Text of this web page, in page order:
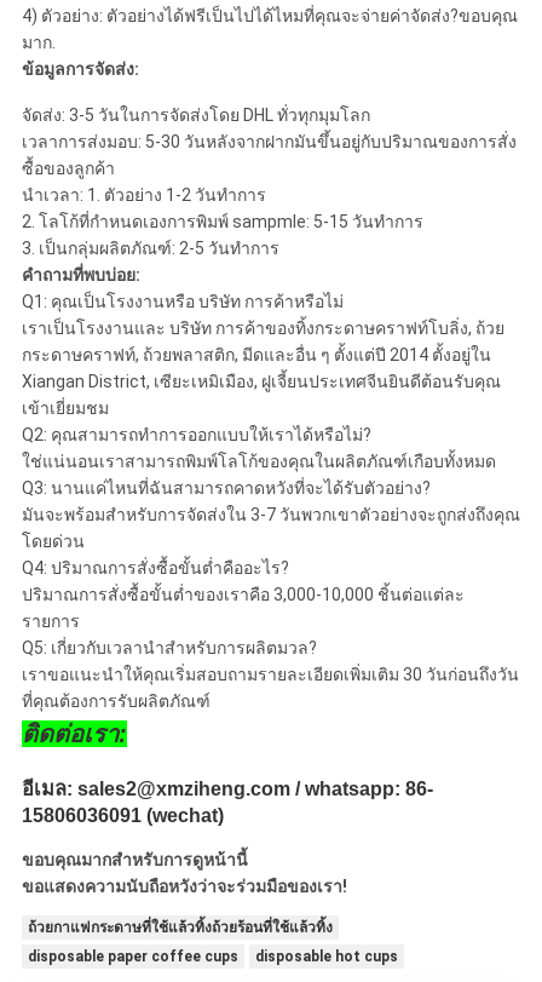
4) ตัวอย่าง: ตัวอย่างได้ฟรีเป็นไปได้ไหมที่คุณจะจ่ายค่าจัดส่ง?ขอบคุณ
มาก.
ข้อมูลการจัดส่ง:
จัดส่ง: 3-5 วันในการจัดส่งโดย DHL ทั่วทุกมุมโลก
เวลาการส่งมอบ: 5-30 วันหลังจากฝากมันขึ้นอยู่กับปริมาณของการสั่ง
ซื้อของลูกค้า
นำเวลา: 1. ตัวอย่าง 1-2 วันทำการ
2. โลโก้ที่กำหนดเองการพิมพ์ sampmle: 5-15 วันทำการ
3. เป็นกลุ่มผลิตภัณฑ์: 2-5 วันทำการ
คำถามที่พบบ่อย:
Q1: คุณเป็นโรงงานหรือ บริษัท การค้าหรือไม่
เราเป็นโรงงานและ บริษัท การค้าของทิ้งกระดาษคราฟท์โบลิ่ง, ถ้วย
กระดาษคราฟท์, ถ้วยพลาสติก, มีดและอื่น ๆ ตั้งแต่ปี 2014 ตั้งอยู่ใน
Xiangan District, เซียะเหมิเมือง, ฝูเจี้ยนประเทศจีนยินดีต้อนรับคุณ
เข้าเยี่ยมชม
Q2: คุณสามารถทำการออกแบบให้เราได้หรือไม่?
ใช่แน่นอนเราสามารถพิมพ์โลโก้ของคุณในผลิตภัณฑ์เกือบทั้งหมด
Q3: นานแค่ไหนที่ฉันสามารถคาดหวังที่จะได้รับตัวอย่าง?
มันจะพร้อมสำหรับการจัดส่งใน 3-7 วันพวกเขาตัวอย่างจะถูกส่งถึงคุณ
โดยด่วน
Q4: ปริมาณการสั่งซื้อขั้นต่ำคืออะไร?
ปริมาณการสั่งซื้อขั้นต่ำของเราคือ 3,000-10,000 ชิ้นต่อแต่ละ
รายการ
Q5: เกี่ยวกับเวลานำสำหรับการผลิตมวล?
เราขอแนะนำให้คุณเริ่มสอบถามรายละเอียดเพิ่มเติม 30 วันก่อนถึงวัน
ที่คุณต้องการรับผลิตภัณฑ์
ติดต่อเรา:
อีเมล: sales2@xmziheng.com / whatsapp: 86-
15806036091 (wechat)
ขอบคุณมากสำหรับการดูหน้านี้
ขอแสดงความนับถือหวังว่าจะร่วมมือของเรา!
ถ้วยกาแฟกระดาษที่ใช้แล้วทิ้งถ้วยร้อนที่ใช้แล้วทิ้ง
disposable paper coffee cups
disposable hot cups